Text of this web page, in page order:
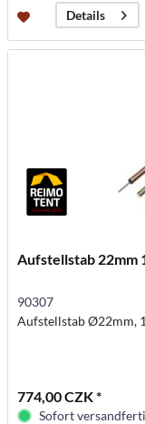
Details
Aufstellstab 22mm
90307
Aufstellstab Ø22mm,
774,00 CZK *
Sofort